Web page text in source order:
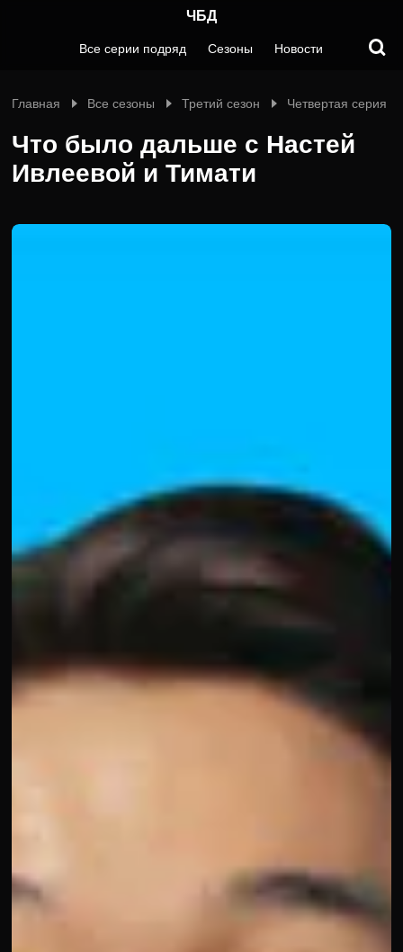
ЧБД
Все серии подряд Сезоны Новости
Главная Все сезоны Третий сезон Четвертая серия
Что было дальше с Настей
Ивлеевой и Тимати